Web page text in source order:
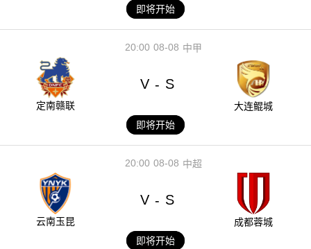
即将开始
08-08
20:00 中甲
定南赣联
V - S
大连鲲城
即将开始
08-08
20:00 中超
云南玉昆
V - S
成都蓉城
即将开始